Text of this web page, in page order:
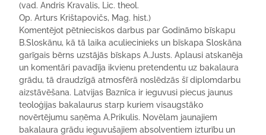
(vad. Andris Kravalis, Lic. theol.
Op. Arturs Krištapovičs, Mag. hist.)
Komentējot pētnieciskos darbus par Godināmo bīskapu
B.Sloskānu, kā tā laika aculiecinieks un bīskapa Sloskāna
garīgais bērns uzstājās bīskaps A.Justs. Aplausi atskanēja
un komentāri pavadīja ikvienu pretendentu uz bakalaura
grādu, tā draudzīgā atmosfērā noslēdzās šī diplomdarbu
aizstāvēšana. Latvijas Baznīca ir ieguvusi piecus jaunus
teoloģijas bakalaurus starp kuriem visaugstāko
novērtējumu saņēma A.Prikulis. Novēlam jaunajiem
bakalaura grādu ieguvušajiem absolventiem izturību un